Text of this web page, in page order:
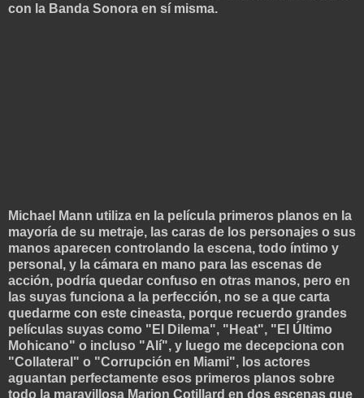
con la Banda Sonora en sí misma.
Michael Mann utiliza en la película primeros planos en la
mayoría de su metraje, las caras de los personajes o sus
manos aparecen controlando la escena, todo íntimo y
personal, y la cámara en mano para las escenas de
acción, podría quedar confuso en otras manos, pero en
las suyas funciona a la perfección, no se a que carta
quedarme con este cineasta, porque recuerdo grandes
películas suyas como "El Dilema", "Heat", "El Último
Mohicano" o incluso "Alí", y luego me decepciona con
"Collateral" o "Corrupción en Miami", los actores
aguantan perfectamente esos primeros planos sobre
todo la maravillosa Marion Cotillard en dos escenas que